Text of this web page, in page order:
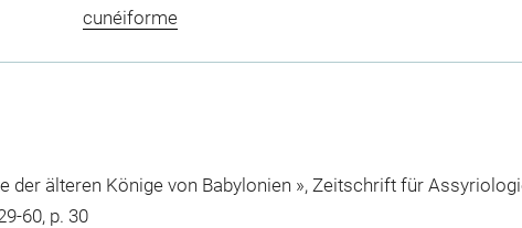
cunéiforme
der älteren Könige von Babylonien », Zeitschrift für
60, p. 30